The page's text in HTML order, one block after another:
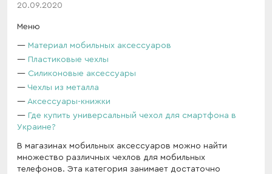
20.09.2020
Меню
Материал мобильных аксессуаров
Пластиковые чехлы
Силиконовые аксессуары
Чехлы из металла
Аксессуары-книжки
Где купить универсальный чехол для смартфона в
Украине?
В магазинах мобильных аксессуаров можно найти
множество различных чехлов для мобильных
телефонов. Эта категория занимает достаточно